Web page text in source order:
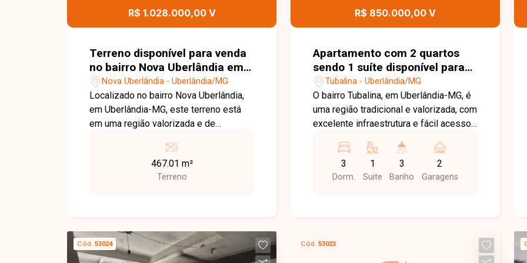
veículos, sendo 2 vagas cobertas. Esta
é uma oportunidade para quem busca
para morar, em condomínio fechado
com segurança, tranquilidade e
excelente localização. Agende sua
visita e venha conhecer de perto todos
os diferenciais desta incrível
residência!
R$ 1.028.000,00 V
Terreno disponível para venda
no bairro Nova Uberlândia em
Uberlândia-MG
Nova Uberlândia - Uberlândia/MG
Localizado no bairro Nova Uberlândia,
em Uberlândia-MG, este terreno está
em uma região valorizada e de
acesso às principais vias da cidade e
proximidade com supermercados,
escolas, restaurantes, farmácias e
quem busca construir com conforto e
exclusividade. O imóvel consiste em
467.01 m²
Terreno
R$ 850.000,00 V
Apartamento com 2 quartos
sendo 1 suíte disponível para
locação no bairro Tubalina em
Uberlândia-MG
Tubalina - Uberlândia/MG
O bairro Tubalina, em Uberlândia-MG, é
uma região tradicional e valorizada, com
excelente infraestrutura e fácil acesso
supermercados, escolas, farmácias,
comércios e diversos serviços,
oferece praticidade e qualidade de vida
3
Dorm.
1
Suite
3
Banho
2
Garagens
Cód. 53024 Cód. 53023